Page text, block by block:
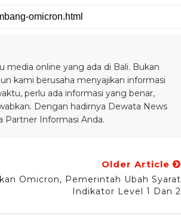
online yang ada di Bali. Bukan
kami berusaha menyajikan informasi
perlu ada informasi yang benar,
Dengan hadirnya Dewata News
Partner Informasi Anda.
Older Article
Omicron, Pemerintah Ubah Syarat
Indikator Level 1 Dan 2